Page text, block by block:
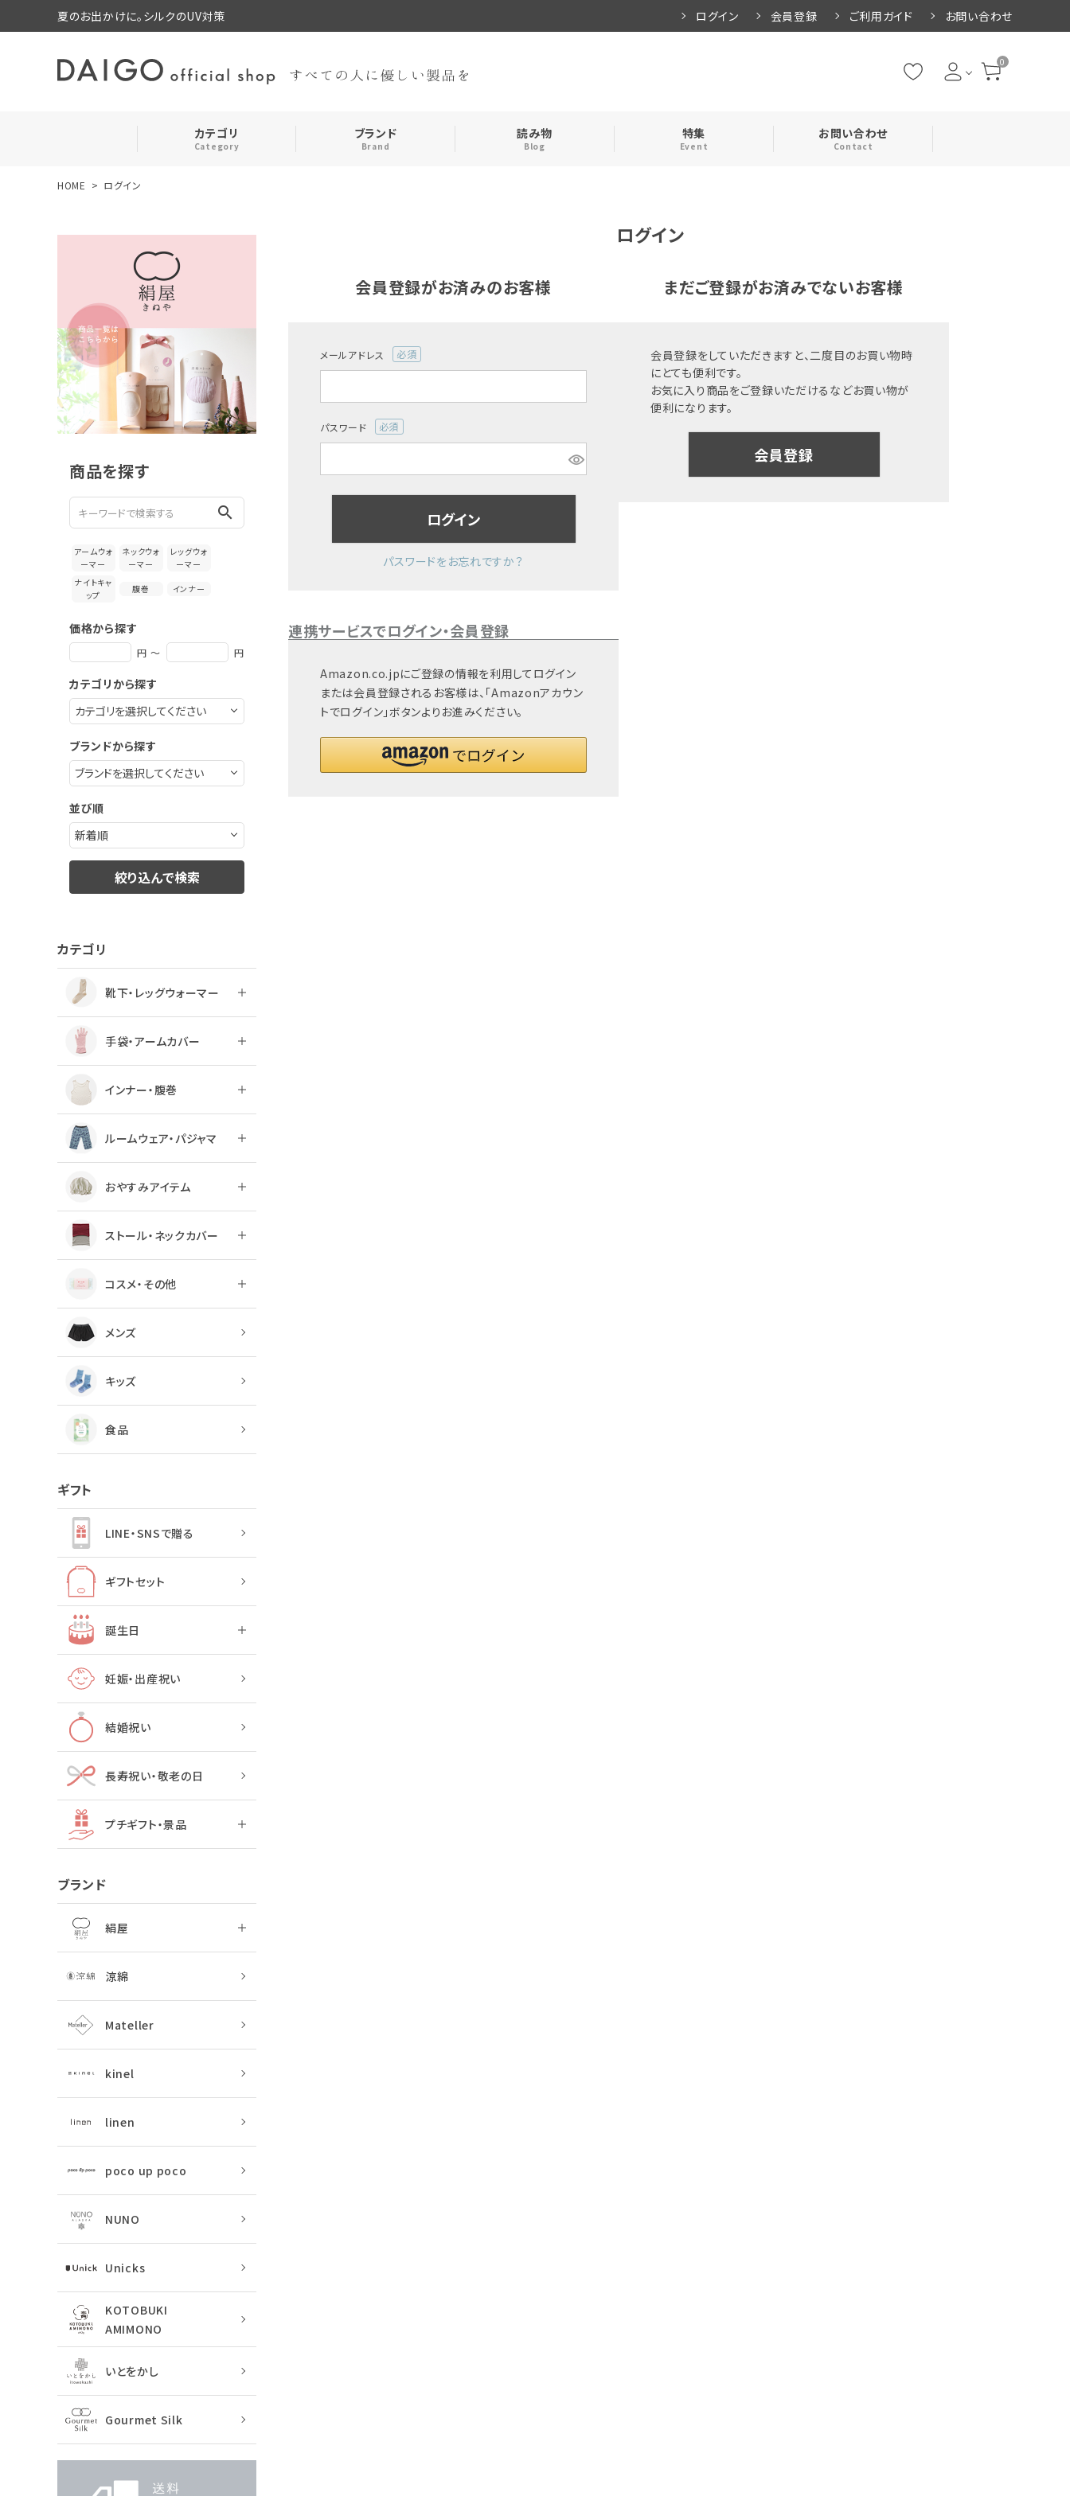
夏のお出かけに。シルクのUV対策 ログイン 会員登録 ご利用ガイド お問い合わせ
0
カテゴリ
Category
メンズ キッズ
ブランド
Brand
読み物
Blog
特集
Event
お問い合わせ
Contact
お気に入り
新着＆再入荷商品
カテゴリーから探す
ギフトを探す
ブランドから探す
HOME ログイン
商品を探す
search
アームウォ
ーマー
ネックウォ
ーマー
レッグウォ
ーマー
ナイトキャ
ップ
腹巻 インナー
価格から探す
円 ～ 円
カテゴリから探す
ブランドから探す
並び順
絞り込んで検索
カテゴリ
靴下・レッグウォーマー
手袋・アームカバー
インナー・腹巻
ルームウェア・パジャマ
おやすみアイテム
ストール・ネックカバー
コスメ・その他
メンズ
キッズ
食品
ギフト
LINE・SNSで贈る
ギフトセット
誕生日
妊娠・出産祝い
結婚祝い
長寿祝い・敬老の日
プチギフト・景品
ブランド
絹屋
涼綿
Mateller
kinel
linen
poco up poco
NUNO
Unicks
KOTOBUKI
AMIMONO
いとをかし
Gourmet Silk
ログイン
会員登録がお済みのお客様
メールアドレス
(必
パスワード
(必
ログイン
パスワードをお忘れですか？
連携サービスでログイン・会員登録
Amazon.co.jpにご登録の情報を利用してログイン
または会員登録されるお客様は、「Amazonアカウン
トでログイン」ボタンよりお進みください。
まだご登録がお済みでないお客様
会員登録をしていただきますと、二度目のお買い物時
にとても便利です。
お気に入り商品をご登録いただけるなどお買い物が
便利になります。
会員登録